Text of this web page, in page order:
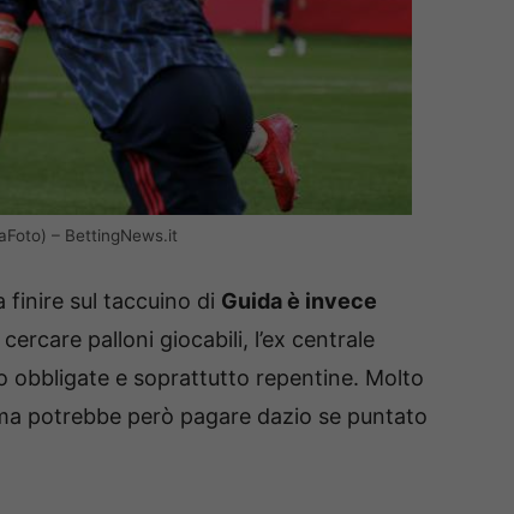
– BettingNews.it
finire sul taccuino di Guida è invece
palloni giocabili, l’ex centrale
obbligate e soprattutto repentine. Molto
potrebbe però pagare dazio se puntato